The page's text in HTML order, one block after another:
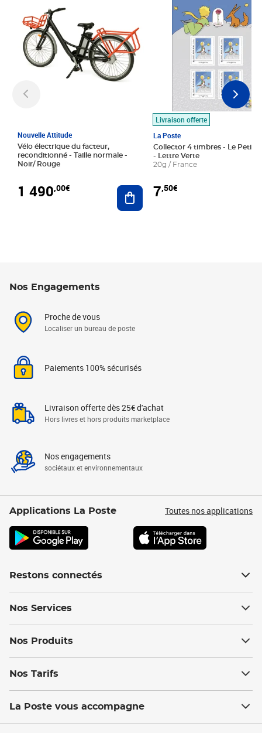
Nouvelle Attitude
Vélo électrique du facteur,
reconditionné - Taille normale -
Noir/ Rouge
1 490,00€ Ajouter au panier
Livraison offerte
La Poste
Collector 4 timbres - Le Petit
- Lettre Verte
20g / France
7,50€
Nos Engagements
Proche de vous
Localiser un bureau de poste
Paiements 100% sécurisés
Livraison offerte dès 25€ d'achat
Hors livres et hors produits marketplace
Nos engagements
sociétaux et environnementaux
Applications La Poste Toutes nos applications
Restons connectés
Nos Services
Nos Produits
Nos Tarifs
La Poste vous accompagne